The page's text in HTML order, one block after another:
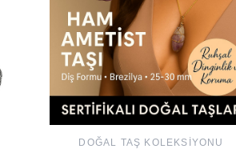
DOĞAL TAŞ KOLEKSIYONU